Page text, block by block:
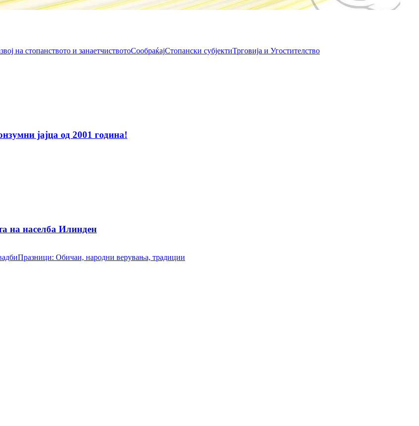
на стопанството и занаетчиствотоСообраќајСтопански субјектиТрговија и Угостителство
јајца од 2001 година!
на населба Илинден
Празници: Обичаи, народни верувања, традиции